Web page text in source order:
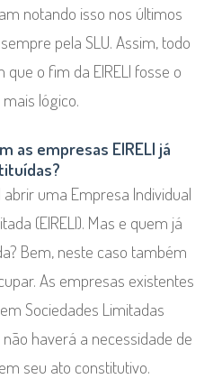
notando isso nos últimos
pela SLU. Assim, todo
o fim da EIRELI fosse o
lógico.
as empresas EIRELI já
uma Empresa Individual
(EIRELI). Mas e quem já
Bem, neste caso também
As empresas existentes
Sociedades Limitadas
haverá a necessidade de
seu ato constitutivo.